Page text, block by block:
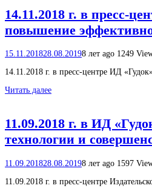
14.11.2018 г. в пресс-
повышение
15.11.201828.08.20198 лет ago 1249
14.11.2018 г. в пресс-центре ИД
Читать далее
11.09.2018 г. в ИД
технологии и
11.09.201828.08.20198 лет ago 1597
11.09.2018 г. в пресс-центре